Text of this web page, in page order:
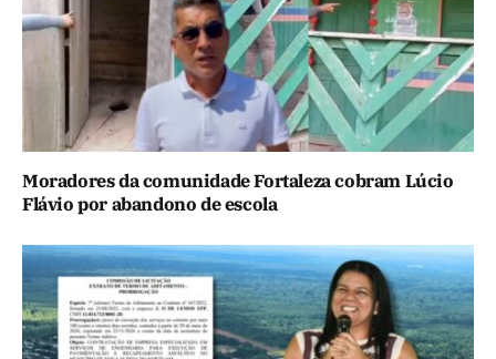
Moradores da comunidade Fortaleza cobram Lúcio
Flávio por abandono de escola